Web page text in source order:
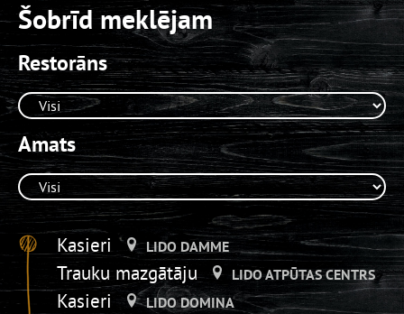
Šobrīd meklējam
Restorāns
Amats
Kasieri LIDO DAMME
Trauku mazgātāju LIDO ATPŪTAS CENTRS
Kasieri LIDO DOMINA